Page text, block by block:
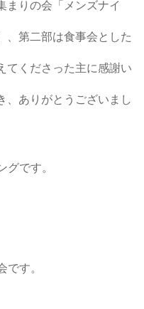
まりの会「メンズナイ
、第二部は食事会とした
てくださった主に感謝い
、ありがとうございまし
グです。
です。